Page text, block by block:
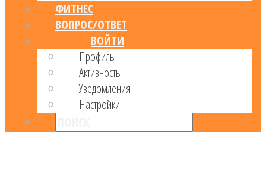
ФИТНЕС
ВОПРОС/ОТВЕТ
ВОЙТИ
Профиль
Активность
Уведомления
Настройки